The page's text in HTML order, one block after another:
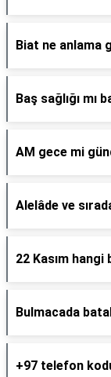
Biat ne anlama
Baş sağlığı mı
AM gece mi
Alelâde ve
22 Kasım
Bulmacada
+97 telefon